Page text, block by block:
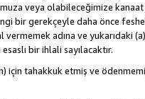
veya olabileceğimize kanaat
gerekçeyle daha önce
adına ve yukarıdaki
bir ihlali sayılacaktır.
tahakkuk etmiş ve